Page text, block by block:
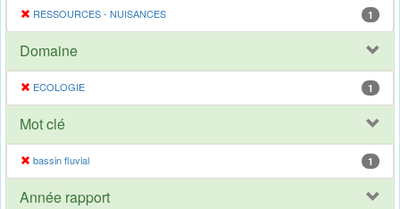
RESSOURCES - NUISANCES 1
Domaine
ECOLOGIE 1
Mot clé
bassin fluvial 1
Année rapport